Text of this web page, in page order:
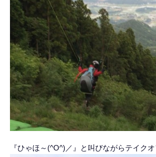
『ひゃほ～(^O^)／』と叫びながらテイクオ